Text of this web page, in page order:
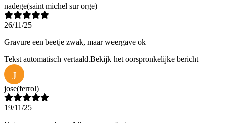
nadege(saint michel sur orge)
26/11/25
Gravure een beetje zwak, maar weergave ok
Tekst automatisch vertaald.Bekijk het oorspronkelijke bericht
J
jose(ferrol)
19/11/25